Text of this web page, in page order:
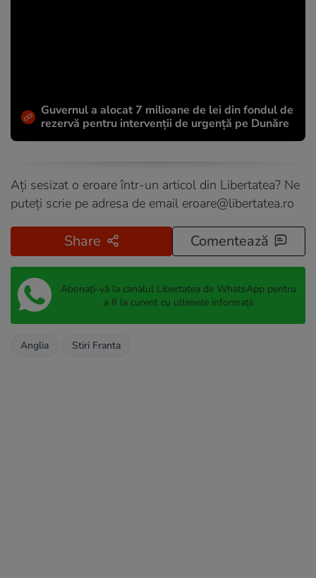
Guvernul a alocat 7 milioane de lei din fondul de
rezervă pentru intervenții de urgență pe Dunăre
Ați sesizat o eroare într-un articol din Libertatea? Ne
puteți scrie pe adresa de email eroare@libertatea.ro
Share Comentează
Abonați-vă la canalul Libertatea de WhatsApp pentru
a fi la curent cu ultimele informații
Anglia Stiri Franta